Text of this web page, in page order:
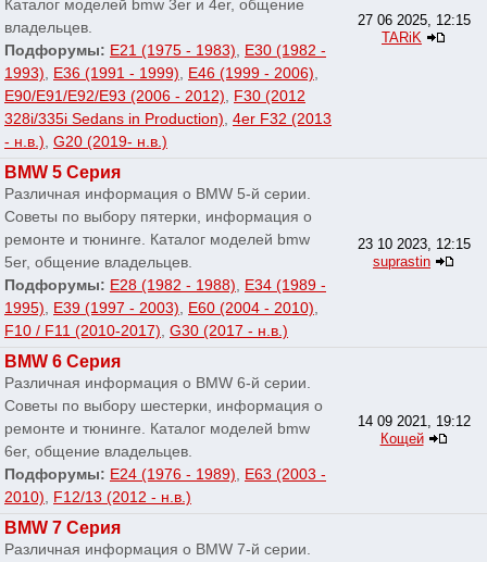
Каталог моделей bmw 3er и 4er, общение
владельцев.
Подфорумы: E21 (1975 - 1983), E30 (1982 -
1993), E36 (1991 - 1999), E46 (1999 - 2006),
E90/E91/E92/E93 (2006 - 2012), F30 (2012
328i/335i Sedans in Production), 4er F32 (2013
- н.в.), G20 (2019- н.в.)
27 06 2025, 12:15
TARiK
BMW 5 Серия
Различная информация о BMW 5-й серии.
Советы по выбору пятерки, информация о
ремонте и тюнинге. Каталог моделей bmw
5er, общение владельцев.
Подфорумы: E28 (1982 - 1988), E34 (1989 -
1995), E39 (1997 - 2003), E60 (2004 - 2010),
F10 / F11 (2010-2017), G30 (2017 - н.в.)
23 10 2023, 12:15
suprastin
BMW 6 Серия
Различная информация о BMW 6-й серии.
Советы по выбору шестерки, информация о
ремонте и тюнинге. Каталог моделей bmw
6er, общение владельцев.
Подфорумы: E24 (1976 - 1989), E63 (2003 -
2010), F12/13 (2012 - н.в.)
14 09 2021, 19:12
Кощей
BMW 7 Серия
Различная информация о BMW 7-й серии.